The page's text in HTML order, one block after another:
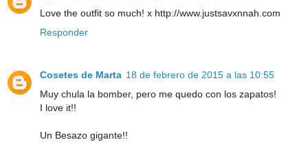
Love the outfit so much! x http://www.justsavxnnah.com
Responder
Cosetes de Marta 18 de febrero de 2015 a las 10:55
Muy chula la bomber, pero me quedo con los zapatos!
I love it!!
Un Besazo gigante!!